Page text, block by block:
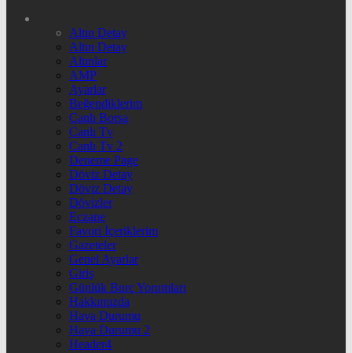
Altın Detay
Altın Detay
Altınlar
AMP
Ayarlar
Beğendiklerim
Canlı Borsa
Canlı Tv
Canlı Tv 2
Deneme Page
Döviz Detay
Döviz Detay
Dövizler
Eczane
Favori İçeriklerim
Gazeteler
Genel Ayarlar
Giriş
Günlük Burç Yorumları
Hakkımızda
Hava Durumu
Hava Durumu 2
Header4